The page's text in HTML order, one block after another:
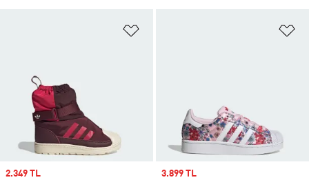
Sale price
2.349 TL Sale price
3.899 TL